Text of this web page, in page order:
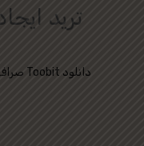
ترید
ثبت نام در اپیکیشن صرافی Toobit دانلود